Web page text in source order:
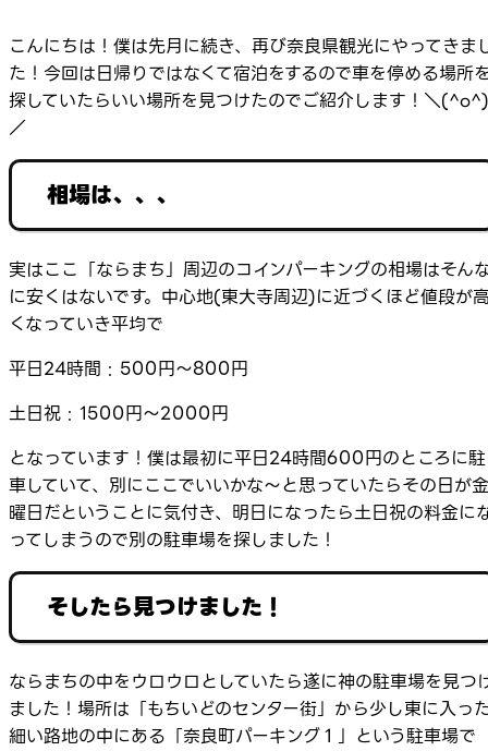
こんにちは！僕は先月に続き、再び奈良県観光にやってきま
た！今回は日帰りではなくて宿泊をするので車を停める場所
探していたらいい場所を見つけたのでご紹介します！＼(^o^)
／
相場は、、、
実はここ「ならまち」周辺のコインパーキングの相場はそん
に安くはないです。中心地(東大寺周辺)に近づくほど値段が
くなっていき平均で
平日24時間 : 500円～800円
土日祝 : 1500円～2000円
となっています！僕は最初に平日24時間600円のところに駐
車していて、別にここでいいかな～と思っていたらその日が金
曜日だということに気付き、明日になったら土日祝の料金に
ってしまうので別の駐車場を探しました！
そしたら見つけました！
ならまちの中をウロウロとしていたら遂に神の駐車場を見つ
ました！場所は「もちいどのセンター街」から少し東に入っ
細い路地の中にある「奈良町パーキング１」という駐車場で